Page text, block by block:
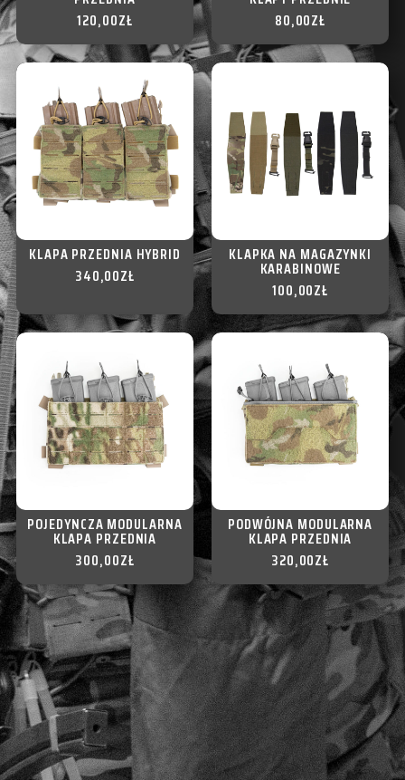
120,00ZŁ
80,00ZŁ
KLAPA PRZEDNIA HYBRID
340,00ZŁ
KLAPKA NA MAGAZYNKI
KARABINOWE
100,00ZŁ
POJEDYNCZA MODULARNA
KLAPA PRZEDNIA
300,00ZŁ
PODWÓJNA MODULARNA
KLAPA PRZEDNIA
320,00ZŁ